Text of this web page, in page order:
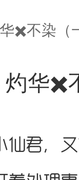
✖️不染（
灼华✖️